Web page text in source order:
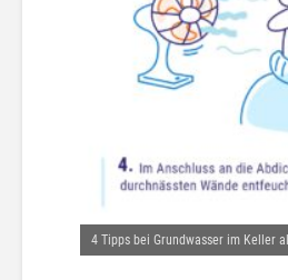
4 Tipps bei Grundwasser im Keller